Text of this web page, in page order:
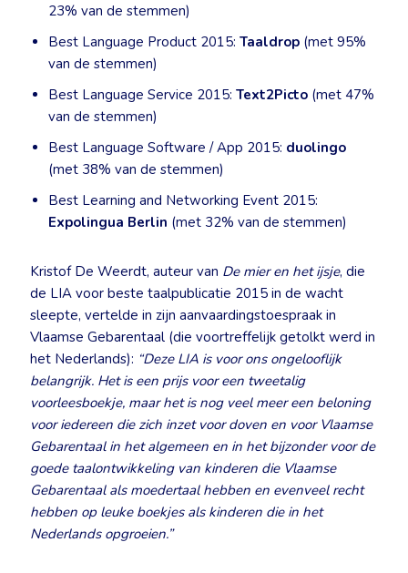
23% van de stemmen)
Best Language Product 2015: Taaldrop (met 95%
van de stemmen)
Best Language Service 2015: Text2Picto (met 47%
van de stemmen)
Best Language Software / App 2015: duolingo
(met 38% van de stemmen)
Best Learning and Networking Event 2015:
Expolingua Berlin (met 32% van de stemmen)
Kristof De Weerdt, auteur van De mier en het ijsje, die
de LIA voor beste taalpublicatie 2015 in de wacht
sleepte, vertelde in zijn aanvaardingstoespraak in
Vlaamse Gebarentaal (die voortreffelijk getolkt werd in
het Nederlands): “Deze LIA is voor ons ongelooflijk
belangrijk. Het is een prijs voor een tweetalig
voorleesboekje, maar het is nog veel meer een beloning
voor iedereen die zich inzet voor doven en voor Vlaamse
Gebarentaal in het algemeen en in het bijzonder voor de
goede taalontwikkeling van kinderen die Vlaamse
Gebarentaal als moedertaal hebben en evenveel recht
hebben op leuke boekjes als kinderen die in het
Nederlands opgroeien.”